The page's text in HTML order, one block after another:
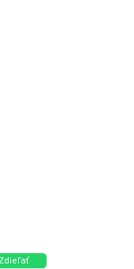
Zdieľať